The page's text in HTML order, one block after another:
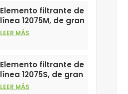
comprimido.
Elemento filtrante de
línea 12075M, de gran
venta y alto
comprimido.
LEER MÁS
Elemento filtrante de
línea 12075S, de gran
venta y alto
LEER MÁS